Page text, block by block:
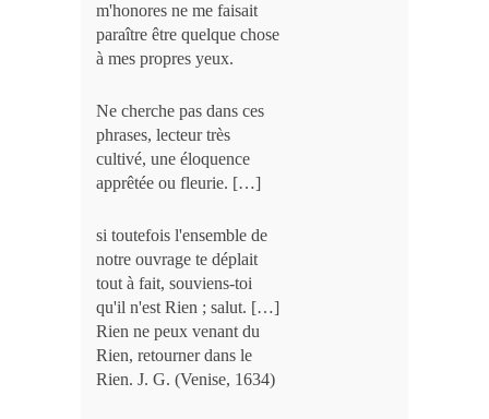
m'honores ne me faisait
paraître être quelque chose
à mes propres yeux.
Ne cherche pas dans ces
phrases, lecteur très
cultivé, une éloquence
apprêtée ou fleurie. […]
si toutefois l'ensemble de
notre ouvrage te déplait
tout à fait, souviens-toi
qu'il n'est Rien ; salut. […]
Rien ne peux venant du
Rien, retourner dans le
Rien. J. G. (Venise, 1634)